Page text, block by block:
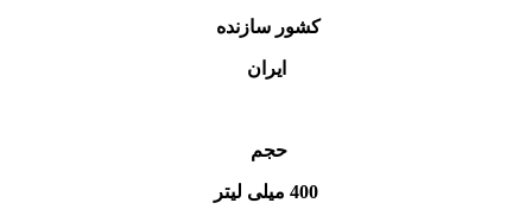
کشور سازنده
ایران
حجم
400 میلی لیتر